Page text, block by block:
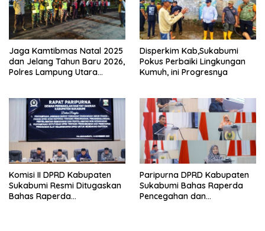
Jaga Kamtibmas Natal 2025
dan Jelang Tahun Baru 2026,
Polres Lampung Utara
Disperkim Kab,Sukabumi
Pokus Perbaiki Lingkungan
Kumuh, ini Progresnya
Komisi II DPRD Kabupaten
Sukabumi Resmi Ditugaskan
Bahas Raperda
Paripurna DPRD Kabupaten
Sukabumi Bahas Raperda
Pencegahan dan